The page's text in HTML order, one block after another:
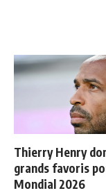
Thierry Henry
grands favoris
Mondial 2026